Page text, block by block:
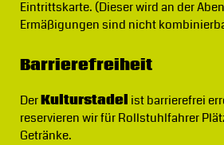
Eintrittskarte. (Dieser wird an der
Ermäßigungen sind nicht
Barrierefreiheit
DerKulturstadel ist barrierefrei
reservieren wir für Rollstuhlfahrer
Getränke.